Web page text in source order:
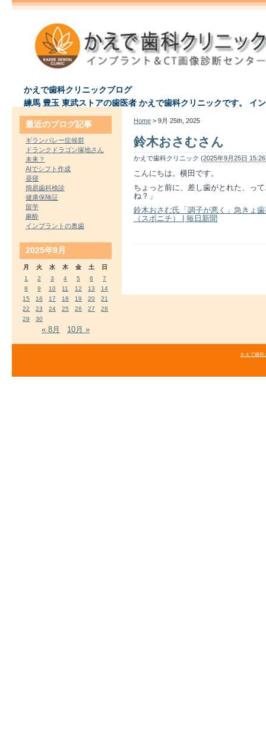
かえで歯科クリニックブログ
練馬 豊玉 東武ストアの歯医者 かえで歯科クリニックです。 イ
Home > 9月 25th, 2025
鈴木おさむさん
かえで歯科クリニック (2025年9月25日 15:26
こんにちは。横田です。
ちょっと前に、差し歯がとれた、っ
ね？」
鈴木おさむ氏「調子が悪く」急きょ
（スポニチ） | 毎日新聞
最近のブログ記事
ギランバレー症候群
ドランクドラゴン塚地さん
未来？
AIでシフト作成
昼寝
簡易歯科検診
健康保険証
留学
麻酔
インプラントの奥歯
2025年9月
月 火 水 木 金 土
日
1
2 3 4 5 6
7
8
9 10 11 12 13
14
15
16 17 18 19 20
21
22
23 24 25 26 27
28
29
30
« 8月 10月 »
かえで歯科